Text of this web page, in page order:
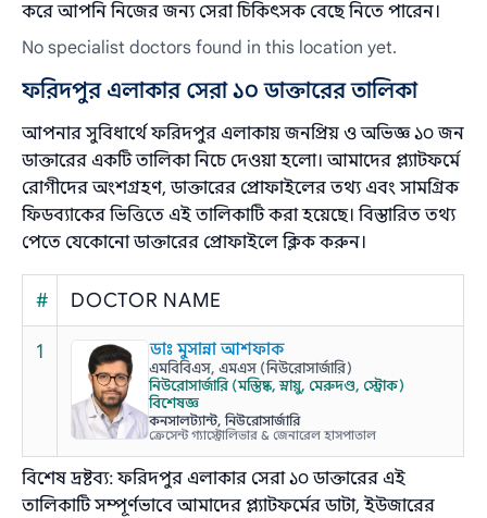
করে আপনি নিজের জন্য সেরা চিকিৎসক বেছে নিতে পারেন।
No specialist doctors found in this location yet.
ফরিদপুর এলাকার সেরা ১০ ডাক্তারের তালিকা
আপনার সুবিধার্থে ফরিদপুর এলাকায় জনপ্রিয় ও অভিজ্ঞ ১০ জন
ডাক্তারের একটি তালিকা নিচে দেওয়া হলো। আমাদের প্ল্যাটফর্মে
রোগীদের অংশগ্রহণ, ডাক্তারের প্রোফাইলের তথ্য এবং সামগ্রিক
ফিডব্যাকের ভিত্তিতে এই তালিকাটি করা হয়েছে। বিস্তারিত তথ্য
পেতে যেকোনো ডাক্তারের প্রোফাইলে ক্লিক করুন।
# DOCTOR NAME
1 ডাঃ মুসান্না আশফাক
এমবিবিএস, এমএস (নিউরোসার্জারি)
নিউরোসার্জারি (মস্তিষ্ক, স্নায়ু, মেরুদণ্ড, স্ট্রোক)
বিশেষজ্ঞ
কনসালট্যান্ট, নিউরোসার্জারি
ক্রেসেন্ট গ্যাস্ট্রোলিভার & জেনারেল হাসপাতাল
বিশেষ দ্রষ্টব্য: ফরিদপুর এলাকার সেরা ১০ ডাক্তারের এই
তালিকাটি সম্পূর্ণভাবে আমাদের প্ল্যাটফর্মের ডাটা, ইউজারের